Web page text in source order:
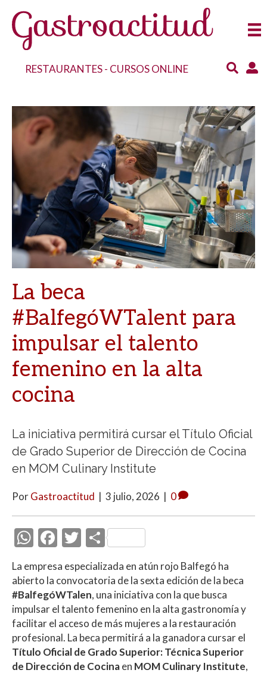
RESTAURANTES- CURSOS ONLINE
La beca
#BalfegóWTalent para
impulsar el talento
femenino en la alta
cocina
La iniciativa permitirá cursar el Título Oficial
de Grado Superior de Dirección de Cocina
en MOM Culinary Institute
PorGastroactitud | 3 julio, 2026 | 0
W
at
s
A
p
p
F
e
b
o
o
k
T
w
itt
er
C
m
p
ar
ti
r
La empresa especializada en atún rojo Balfegó ha
abierto la convocatoria de la sexta edición de la beca
#BalfegóWTalen, una iniciativa con la que busca
impulsar el talento femenino en la alta gastronomía y
facilitar el acceso de más mujeres a la restauración
profesional. La beca permitirá a la ganadora cursar el
Título Oficial de Grado Superior: Técnica Superior
de Dirección de Cocinaen MOM Culinary Institute,